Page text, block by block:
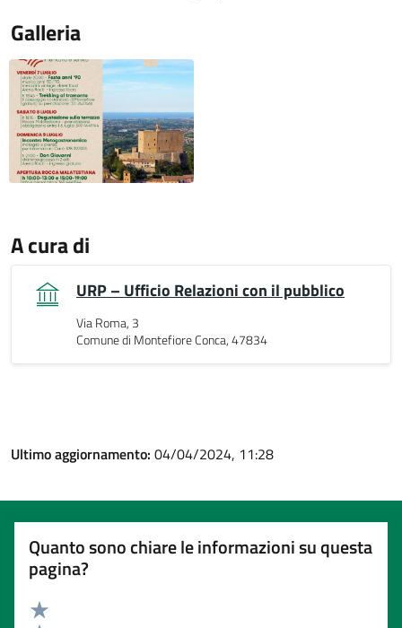
Galleria
A cura di
URP – Ufficio Relazioni con il pubblico
Via Roma, 3
Comune di Montefiore Conca, 47834
Ultimo aggiornamento: 04/04/2024, 11:28
Quanto sono chiare le informazioni su questa
pagina?